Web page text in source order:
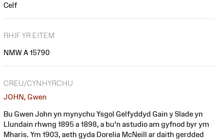
Celf
RHIF YR EITEM
NMW A 15790
CREU/CYNHYRCHU
JOHN, Gwen
Bu Gwen John yn mynychu Ysgol Gelfyddyd Gain y Slade yn
Llundain rhwng 1895 a 1898, a bu'n astudio am gyfnod byr ym
Mharis. Ym 1903, aeth gyda Dorelia McNeill ar daith gerdded